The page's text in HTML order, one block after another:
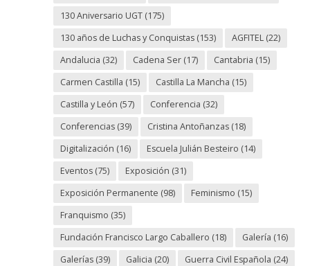
130 Aniversario UGT(175)
130 años de Luchas y Conquistas(153) AGFITEL(22)
Andalucia (32) Cadena Ser(17) Cantabria (15)
Carmen Castilla (15) Castilla La Mancha (15)
Castilla y León (57) Conferencia (32)
Conferencias(39) Cristina Antoñanzas(18)
Digitalización (16) Escuela Julián Besteiro (14)
Eventos(75) Exposición (31)
Exposición Permanente (98) Feminismo (15)
Franquismo (35)
Fundación Francisco Largo Caballero (18) Galería (16)
Galerías(39) Galicia (20) Guerra Civil Española (24)